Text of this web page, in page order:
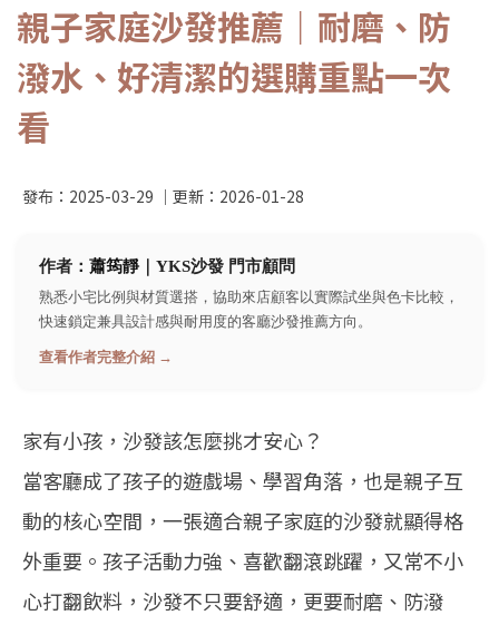
親子家庭沙發推薦｜耐磨、防
潑水、好清潔的選購重點一次
看
發布： 2025-03-29 ｜更新： 2026-01-28
作者： 蕭筠靜 ｜YKS沙發 門市顧問
熟悉小宅比例與材質選搭，協助來店顧客以實際試坐與色卡比較，
快速鎖定兼具設計感與耐用度的客廳沙發推薦方向。
查看作者完整介紹 →
家有小孩，沙發該怎麼挑才安心？
當客廳成了孩子的遊戲場、學習角落，也是親子互
動的核心空間，一張適合親子家庭的沙發就顯得格
外重要。孩子活動力強、喜歡翻滾跳躍，又常不小
心打翻飲料，沙發不只要舒適，更要耐磨、防潑